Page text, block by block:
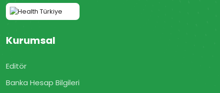
Kurumsal
Editör
Banka Hesap Bilgileri